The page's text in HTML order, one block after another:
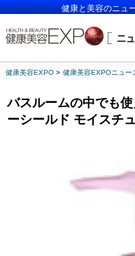
健康と美容のニュ
健康美容EXPO 健康美容EXPOニュー
バスルームの中でも
ーシールド モイスチュ